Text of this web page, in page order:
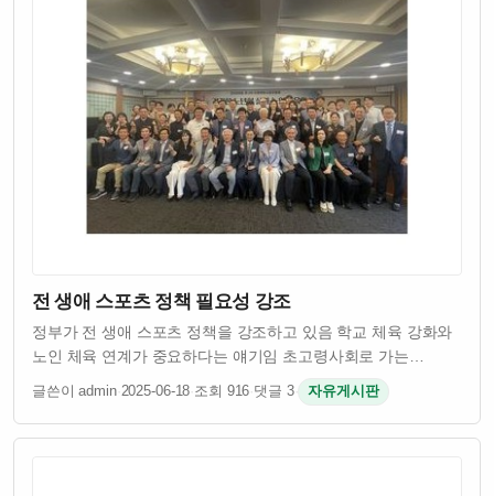
전 생애 스포츠 정책 필요성 강조
정부가 전 생애 스포츠 정책을 강조하고 있음 학교 체육 강화와
노인 체육 연계가 중요하다는 얘기임 초고령사회로 가는
한국에서 건강한 노년을 위한 체육 정책이 절실함 스포츠를
통해 어릴 때부터 건강하게 키우고 늙을수록도 운동으로 삶의
질 유지하려는 접근이 필요하다는 거임…
글쓴이 admin·2025-06-18·조회 916·댓글 3· 자유게시판